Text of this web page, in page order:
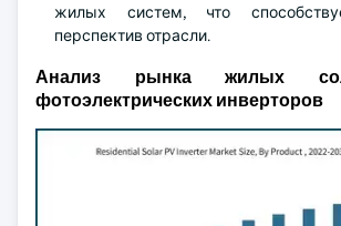
жилых систем, что
перспектив отрасли.
Анализ рынка жилых
фотоэлектрических инверторов